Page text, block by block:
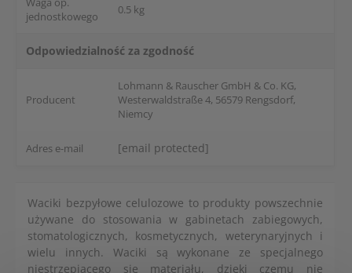
jednostkowego
0.5 kg
Odpowiedzialność za zgodność
Producent
Lohmann & Rauscher GmbH & Co. KG,
Westerwaldstraße 4, 56579 Rengsdorf,
Niemcy
Adres e-mail [email protected]
Waciki bezpyłowe celulozowe to produkty powszechnie
używane do stosowania w gabinetach zabiegowych,
stomatologicznych, kosmetycznych, weterynaryjnych i
wielu innych. Waciki są wykonane ze specjalnego
niestrzępiącego się materiału, dzięki czemu nie